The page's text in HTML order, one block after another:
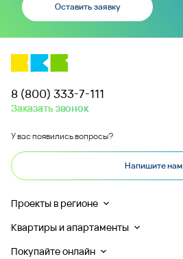
Оставить заявку
8 (800) 333-7-111
Заказать звонок
У вас появились вопросы?
Напишите нам
Проекты в регионе
Квартиры и апартаменты
Покупайте онлайн